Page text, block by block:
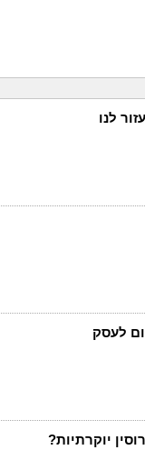
לנו
לעסק
יוקרתיות?